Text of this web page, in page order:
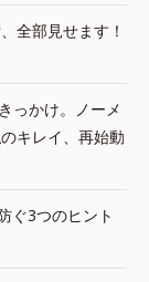
全部見せます！
っかけ。ノーメ
キレイ、再始動
ぐ3つのヒント